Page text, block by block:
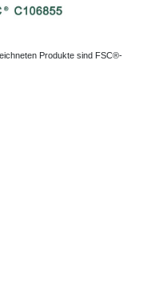
Produkte sind FSC®-